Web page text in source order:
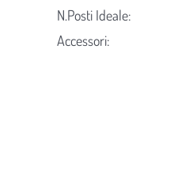
N.Posti Ideale:
Accessori: